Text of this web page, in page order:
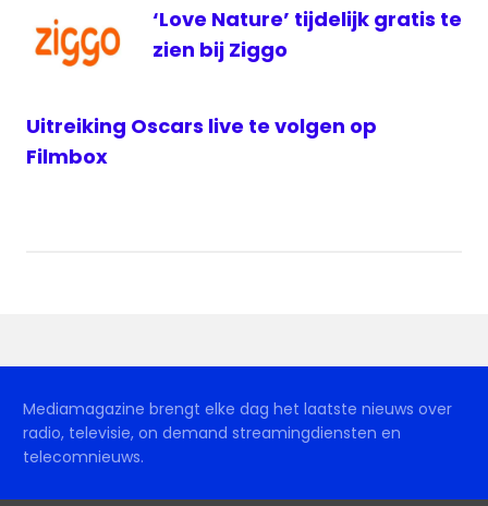
‘Love Nature’ tijdelijk gratis te
zien bij Ziggo
Uitreiking Oscars live te volgen op
Filmbox
Mediamagazine brengt elke dag het laatste nieuws over
radio, televisie, on demand streamingdiensten en
telecomnieuws.